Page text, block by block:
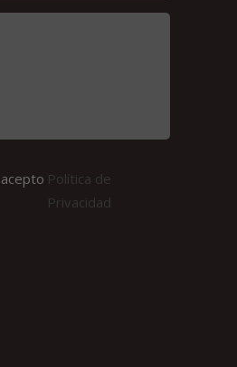
Política de
Privacidad